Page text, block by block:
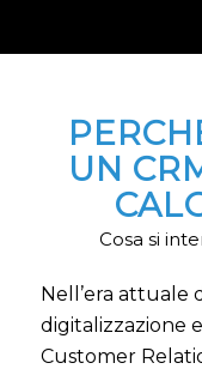
UN
Cosa si
Nell’era attuale
digitalizzazione
Customer